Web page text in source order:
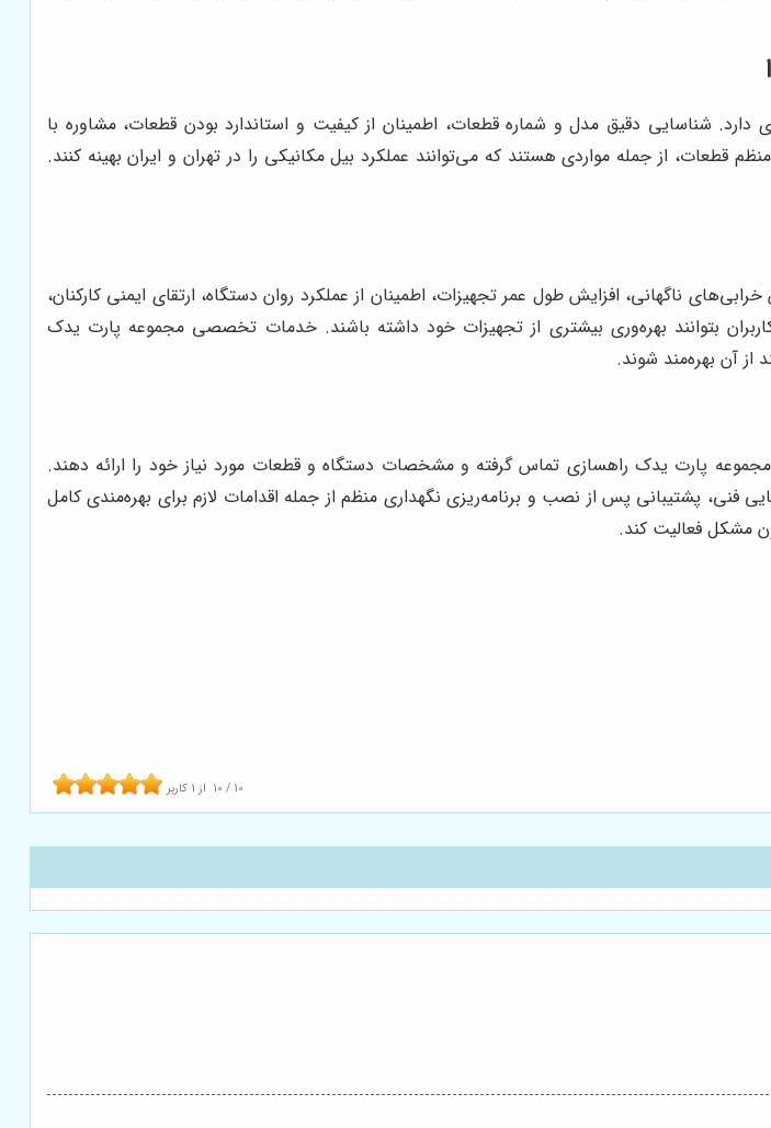
شناسایی دقیق مدل و شماره قطعات، اطمینان از کیفیت و استاندارد بودن قطعات، مشاوره با
از جمله مواردی هستند که می‌توانند عملکرد بیل مکانیکی را در تهران و ایران بهینه کنند.
ناگهانی، افزایش طول عمر تجهیزات، اطمینان از عملکرد روان دستگاه، ارتقای ایمنی کارکنان،
بتوانند بهره‌وری بیشتری از تجهیزات خود داشته باشند. خدمات تخصصی مجموعه پارت یدک
از آن بهره‌مند شوند.
مجموعه پارت یدک راهسازی تماس گرفته و مشخصات دستگاه و قطعات مورد نیاز خود را ارائه دهند.
پشتیبانی پس از نصب و برنامه‌ریزی نگهداری منظم از جمله اقدامات لازم برای بهره‌مندی کامل
مشکل فعالیت کند.
10 / 10 از 1 کاربر